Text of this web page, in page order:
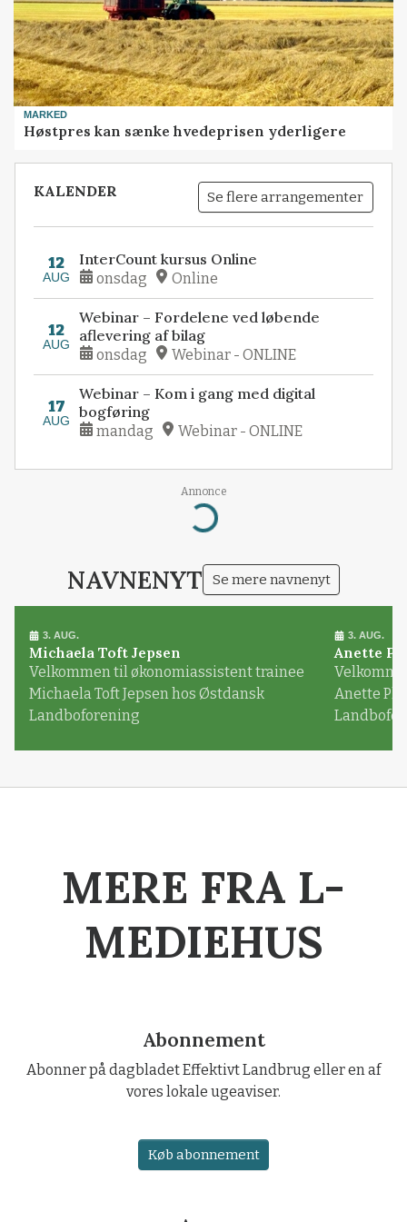
MARKED
Høstpres kan sænke hvedeprisen yderligere
KALENDER Se flere arrangementer
12
AUG
InterCount kursus Online
onsdag Online
12
AUG
Webinar – Fordelene ved løbende
aflevering af bilag
onsdag Webinar - ONLINE
17
AUG
Webinar – Kom i gang med digital
bogføring
mandag Webinar - ONLINE
Annonce
Loading...
NAVNENYT Se mere navnenyt
3. AUG.
Michaela Toft Jepsen
Velkommen til økonomiassistent trainee
Michaela Toft Jepsen hos Østdansk
Landboforening
3. AUG.
Anette
Anette
MERE FRA L-
MEDIEHUS
Abonnement
Abonner på dagbladet Effektivt Landbrug eller en af
vores lokale ugeaviser.
Køb abonnement